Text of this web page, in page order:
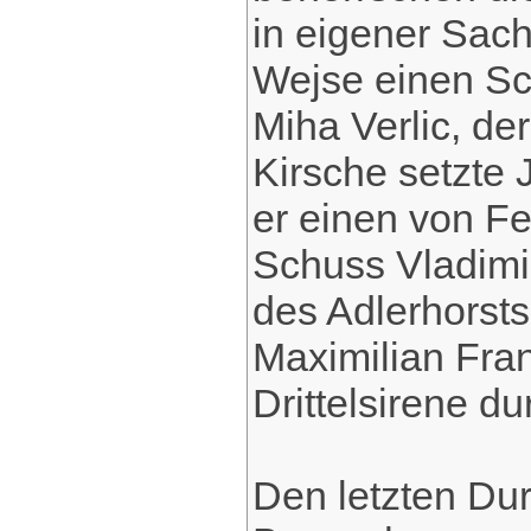
in eigener
Wejse einen
Miha Verlic,
Kirsche setzte
er einen von
Schuss
des
Maximilian
Drittelsirene
Den letzten